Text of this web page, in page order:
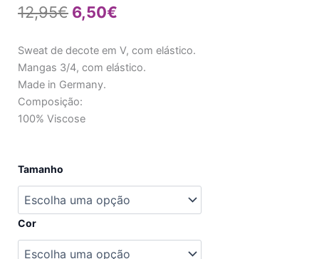
12,95€ O
original
era:
12,95€.
6,50€
atual
Sweat de decote em V, com elástico.
Mangas 3/4, com elástico.
Made in Germany.
Composição:
100% Viscose
Tamanho
Cor
Quantidade
Sweat